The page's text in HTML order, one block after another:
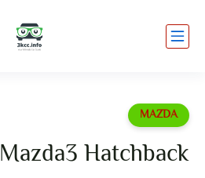
MAZDA
Mazda3 Hatchback